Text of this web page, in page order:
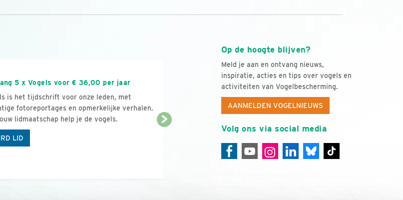
Op de hoogte blijven?
Meld je aan en ontvang nieuws,
inspiratie, acties en tips over vogels en
activiteiten van Vogelbescherming.
AANMELDEN VOGELNIEUWS
Volg ons via social media
5 x Vogels voor € 36,00 per jaar
is het tijdschrift voor onze leden, met
fotoreportages en opmerkelijke verhalen.
lidmaatschap help je de vogels.
LID